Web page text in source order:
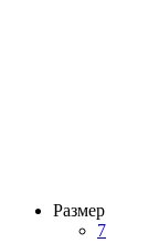
Размер
7